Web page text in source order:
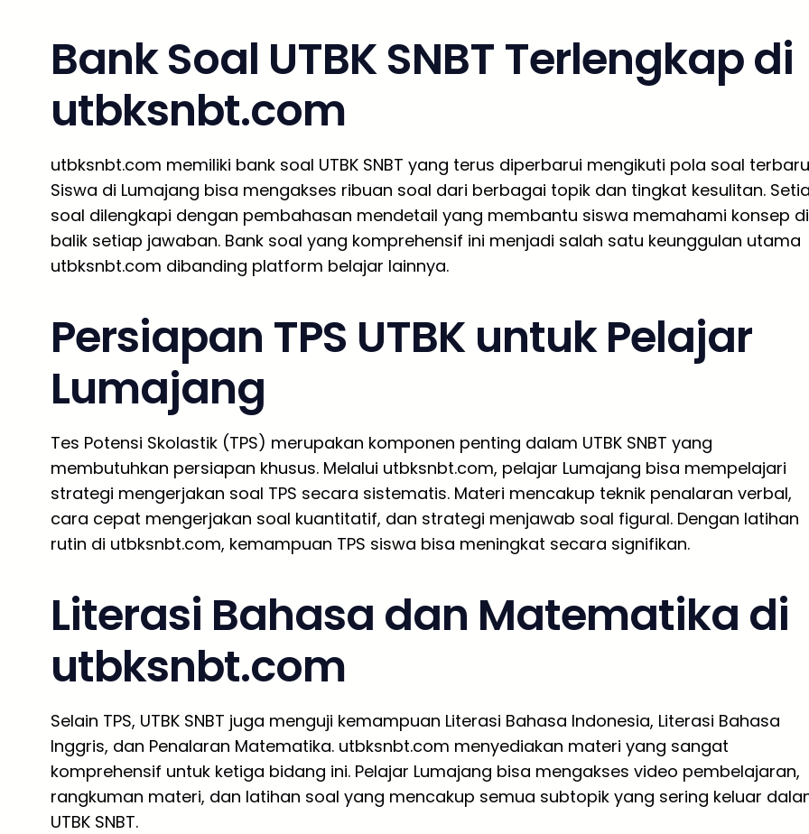
Bank Soal UTBK SNBT Terlengkap di
utbksnbt.com
utbksnbt.com memiliki bank soal UTBK SNBT yang terus diperbarui mengikuti pola soal
Siswa di Lumajang bisa mengakses ribuan soal dari berbagai topik dan tingkat kesulitan.
soal dilengkapi dengan pembahasan mendetail yang membantu siswa memahami konsep di
balik setiap jawaban. Bank soal yang komprehensif ini menjadi salah satu keunggulan utama
utbksnbt.com dibanding platform belajar lainnya.
Persiapan TPS UTBK untuk Pelajar
Lumajang
Tes Potensi Skolastik (TPS) merupakan komponen penting dalam UTBK SNBT yang
membutuhkan persiapan khusus. Melalui utbksnbt.com, pelajar Lumajang bisa mempelajari
strategi mengerjakan soal TPS secara sistematis. Materi mencakup teknik penalaran verbal,
cara cepat mengerjakan soal kuantitatif, dan strategi menjawab soal figural. Dengan latihan
rutin di utbksnbt.com, kemampuan TPS siswa bisa meningkat secara signifikan.
Literasi Bahasa dan Matematika di
utbksnbt.com
Selain TPS, UTBK SNBT juga menguji kemampuan Literasi Bahasa Indonesia, Literasi Bahasa
Inggris, dan Penalaran Matematika. utbksnbt.com menyediakan materi yang sangat
komprehensif untuk ketiga bidang ini. Pelajar Lumajang bisa mengakses video pembelajaran,
rangkuman materi, dan latihan soal yang mencakup semua subtopik yang sering keluar
UTBK SNBT.